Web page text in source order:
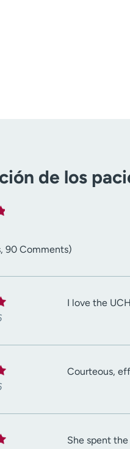
de los
90 Comments)
I love the
Courteous,
She spent